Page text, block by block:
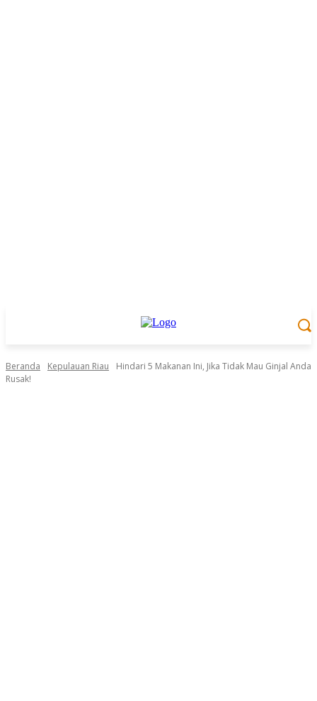
Beranda Kepulauan Riau
Hindari 5 Makanan Ini, Jika Tidak Mau Ginjal Anda
Rusak!